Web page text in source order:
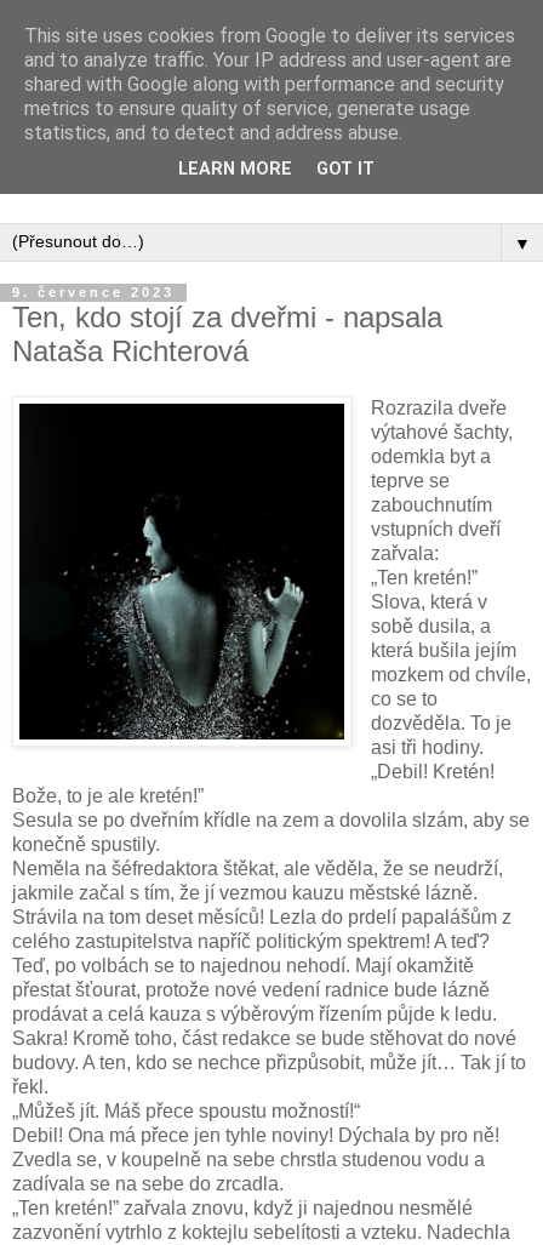
Inspirujte se tím, co píší posluchači kurzů a co se na nich
▼
9. července 2023
Ten, kdo stojí za dveřmi - napsala
Nataša Richterová
Rozrazila dveře
výtahové šachty,
odemkla byt a
teprve se
zabouchnutím
vstupních dveří
zařvala:
„Ten kretén!”
Slova, která v
sobě dusila, a
která bušila jejím
mozkem od chvíle,
co se to
dozvěděla. To je
asi tři hodiny.
„Debil! Kretén!
Bože, to je ale kretén!”
Sesula se po dveřním křídle na zem a dovolila slzám, aby se
konečně spustily.
Neměla na šéfredaktora štěkat, ale věděla, že se neudrží,
jakmile začal s tím, že jí vezmou kauzu městské lázně.
Strávila na tom deset měsíců! Lezla do prdelí papalášům z
celého zastupitelstva napříč politickým spektrem! A teď?
Teď, po volbách se to najednou nehodí. Mají okamžitě
přestat šťourat, protože nové vedení radnice bude lázně
prodávat a celá kauza s výběrovým řízením půjde k ledu.
Sakra! Kromě toho, část redakce se bude stěhovat do nové
budovy. A ten, kdo se nechce přizpůsobit, může jít… Tak jí to
řekl.
„Můžeš jít. Máš přece spoustu možností!“
Debil! Ona má přece jen tyhle noviny! Dýchala by pro ně!
Zvedla se, v koupelně na sebe chrstla studenou vodu a
zadívala se na sebe do zrcadla.
„Ten kretén!” zařvala znovu, když ji najednou nesmělé
zazvonění vytrhlo z koktejlu sebelítosti a vzteku. Nadechla
This site uses cookies from Google to deliver its services
and to analyze traffic. Your IP address and user-agent are
shared with Google along with performance and security
metrics to ensure quality of service, generate usage
statistics, and to detect and address abuse.
LEARN MORE GOT IT